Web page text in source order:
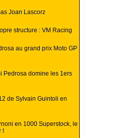
Joan Lascorz
structure : VM Racing
au grand prix Moto GP
Pedrosa domine les 1ers
de Sylvain Guintoli en
en 1000 Superstock, le
!